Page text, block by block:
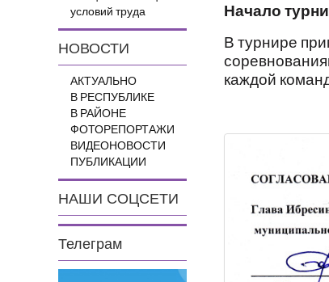
условий труда
НОВОСТИ
АКТУАЛЬНО
В РЕСПУБЛИКЕ
В РАЙОНЕ
ФОТОРЕПОРТАЖИ
ВИДЕОНОВОСТИ
ПУБЛИКАЦИИ
НАШИ СОЦСЕТИ
Телеграм
Начало
В турнире
каждой